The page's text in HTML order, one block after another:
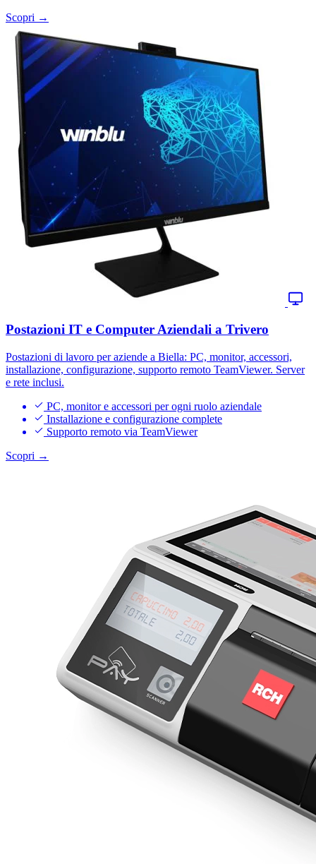
Scopri →
Postazioni IT e Computer Aziendali a Trivero
Postazioni di lavoro per aziende a Biella: PC, monitor, accessori,
installazione, configurazione, supporto remoto TeamViewer. Server
e rete inclusi.
PC, monitor e accessori per ogni ruolo aziendale
Installazione e configurazione complete
Supporto remoto via TeamViewer
Scopri →